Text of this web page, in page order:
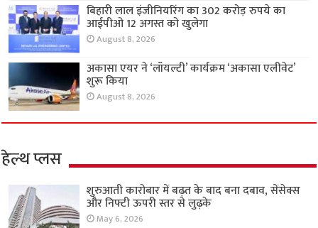
बिहारी लाल इंजीनियरिंग का 302 करोड़ रुपये का
आईपीओ 12 अगस्त को खुलेगा
August 8, 2026
अकासा एयर ने ‘लॉयल्टी’ कार्यक्रम ‘अकासा एलीवेट’
शुरू किया
August 8, 2026
हेल्थ प्लस
शुरुआती कारोबार में बढ़त के बाद बना दबाव, सेंसेक्स
और निफ्टी ऊपरी स्तर से लुढ़के
May 6, 2026